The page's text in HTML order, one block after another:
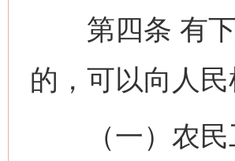
第四条 有下
的，可以向人
（一）农民